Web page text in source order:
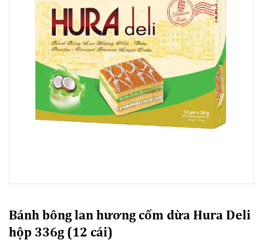
Bánh bông lan hương cốm dừa Hura Deli
hộp 336g (12 cái)